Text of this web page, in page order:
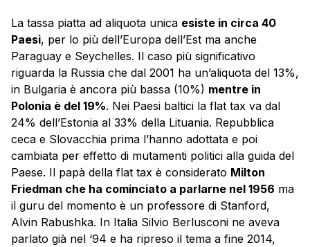
La tassa piatta ad aliquota unica esiste in circa 40
Paesi, per lo più dell’Europa dell’Est ma anche
Paraguay e Seychelles. Il caso più significativo
riguarda la Russia che dal 2001 ha un’aliquota del 13%,
in Bulgaria è ancora più bassa (10%) mentre in
Polonia è del 19%. Nei Paesi baltici la flat tax va dal
24% dell’Estonia al 33% della Lituania. Repubblica
ceca e Slovacchia prima l’hanno adottata e poi
cambiata per effetto di mutamenti politici alla guida del
Paese. Il papà della flat tax è considerato Milton
Friedman che ha cominciato a parlarne nel 1956 ma
il guru del momento è un professore di Stanford,
Alvin Rabushka. In Italia Silvio Berlusconi ne aveva
parlato già nel ‘94 e ha ripreso il tema a fine 2014,